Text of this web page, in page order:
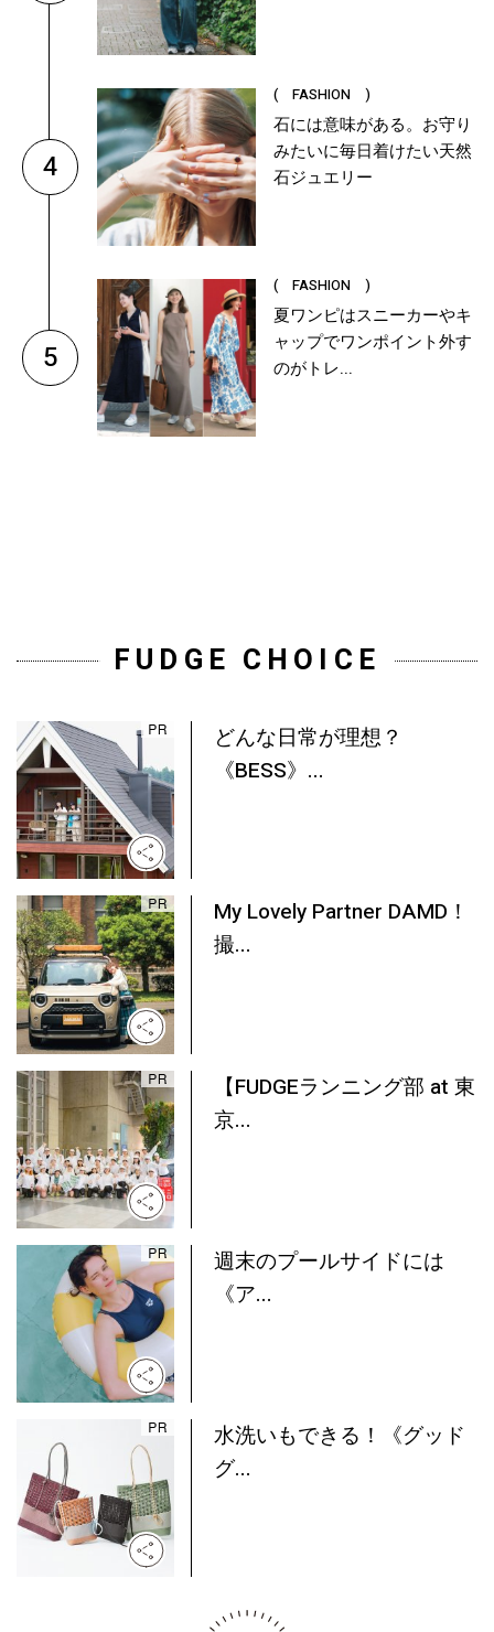
4
( FASHION )
石には意味がある。お守り
みたいに毎日着けたい天然
石ジュエリー
5
( FASHION )
夏ワンピはスニーカーやキ
ャップでワンポイント外す
のがトレ...
FUDGE CHOICE
どんな日常が理想？
《BESS》...
My Lovely Partner DAMD！
撮...
【FUDGEランニング部 at 東
京...
週末のプールサイドには
《ア...
水洗いもできる！《グッド
グ...